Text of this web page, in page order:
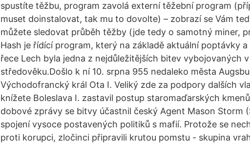
spustíte těžbu, program zavolá externí těžební program
muset doinstalovat, tak mu to dovolte) – zobrazí se Vám
můžete sledovat průběh těžby (jde tedy o samotný miner,
Hash je řídící program, který na základě aktuální poptávky
řece Lech byla jedna z nejdůležitějších bitev vybojovaných
středověku.Došlo k ní 10. srpna 955 nedaleko města
Východofrancký král Ota I. Veliký zde za podpory dalších
knížete Boleslava I. zastavil postup staromaďarských
dobové zprávy se bitvy účastnil český Agent Mason Storm
spojení vysoce postavených politiků s mafií. Protože se
proti korupci, zločinci připravili krutou pomstu - skupina